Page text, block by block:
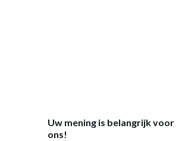
Uw mening is belangrijk voor
ons!